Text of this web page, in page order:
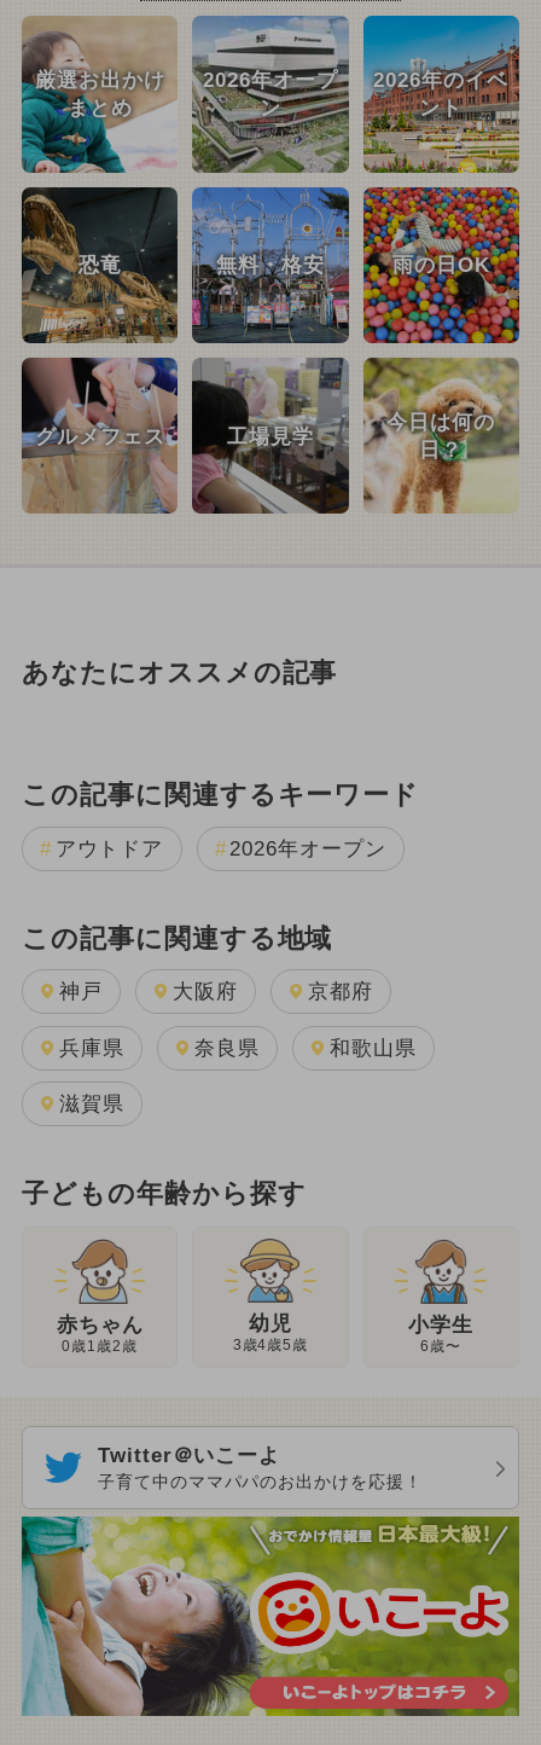
厳選お出かけ
まとめ
2026年オープ
ン
2026年のイベ
ント
恐竜 無料・格安 雨の日OK
グルメフェス 工場見学
今日は何の
日？
あなたにオススメの記事
この記事に関連するキーワード
アウトドア 2026年オープン
この記事に関連する地域
神戸 大阪府 京都府
兵庫県 奈良県 和歌山県
滋賀県
子どもの年齢から探す
赤ちゃん
0歳1歳2歳
幼児
3歳4歳5歳
小学生
6歳〜
Twitter＠いこーよ
子育て中のママパパのお出かけを応援！